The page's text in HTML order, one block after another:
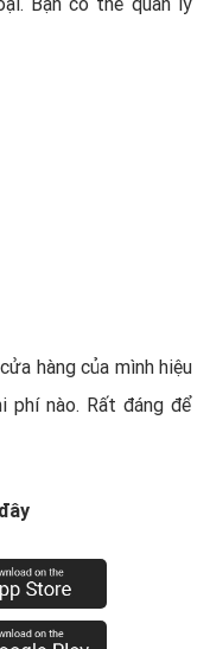
hàng của mình hiệu
phí nào. Rất đáng để